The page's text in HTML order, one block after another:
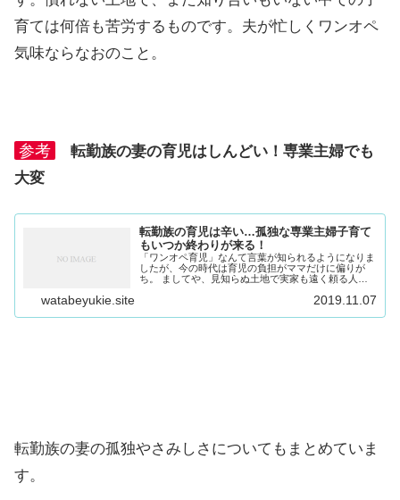
育ては何倍も苦労するものです。夫が忙しくワンオペ
気味ならなおのこと。
参考
転勤族の妻の育児はしんどい！専業主婦でも
大変
転勤族の育児は辛い…孤独な専業主婦子育て
もいつか終わりが来る！
「ワンオペ育児」なんて言葉が知られるようになりま
したが、今の時代は育児の負担がママだけに偏りが
ち。 ましてや、見知らぬ土地で実家も遠く頼る人も
激務ならば、日中は一人で家事に育児にせいいっぱ
watabeyukie.site 2019.11.07
転勤族の妻の孤独やさみしさについてもまとめていま
す。